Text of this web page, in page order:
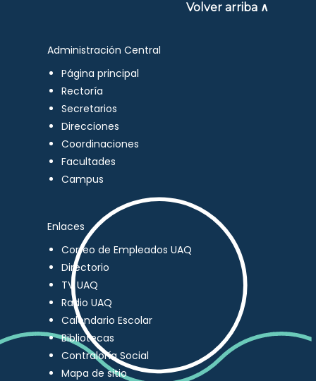
Volver arriba ∧
Administración Central
Página principal
Rectoría
Secretarios
Direcciones
Coordinaciones
Facultades
Campus
Enlaces
Correo de Empleados UAQ
Directorio
TV UAQ
Radio UAQ
Calendario Escolar
Bibliotecas
Contraloría Social
Mapa de sitio